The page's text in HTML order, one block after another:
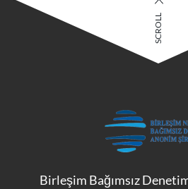
SCROLL
Birleşim Bağımsız